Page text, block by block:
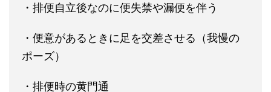
・排便自立後なのに便失禁や漏便を伴う
・便意があるときに足を交差させる（我慢の
ポーズ）
・排便時の黄門通